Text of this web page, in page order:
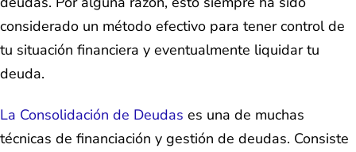
considerado un método efectivo para tener control de
tu situación financiera y eventualmente liquidar tu
deuda.
La Consolidación de Deudas es una de muchas
técnicas de financiación y gestión de deudas. Consiste